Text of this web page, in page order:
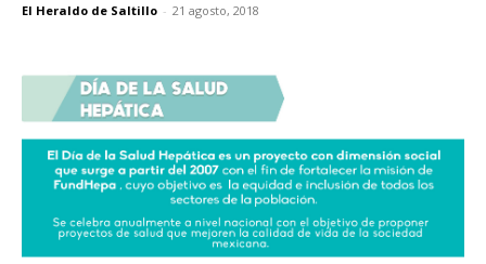
El Heraldo de Saltillo - 21 agosto, 2018